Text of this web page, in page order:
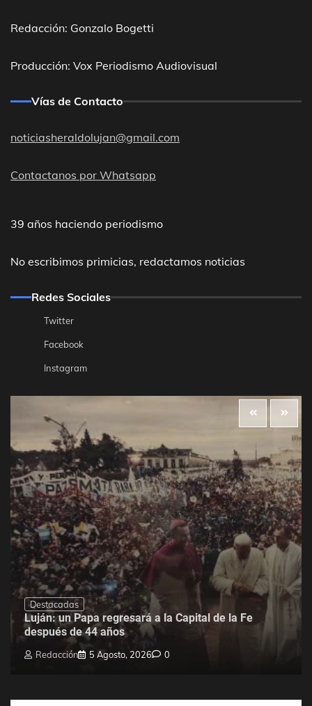
Redacción: Gonzalo Bogetti
Producción: Vox Periodismo Audiovisual
Vías de Contacto
noticiasheraldolujan@gmail.com
Contactanos por Whatsapp
39 años haciendo periodismo
No escribimos primicias, redactamos noticias
Redes Sociales
Twitter
Facebook
Instagram
Destacadas
Luján: un Papa regresará a la Capital de la Fe
después de 44 años
Redacción 5 Agosto, 2026 0